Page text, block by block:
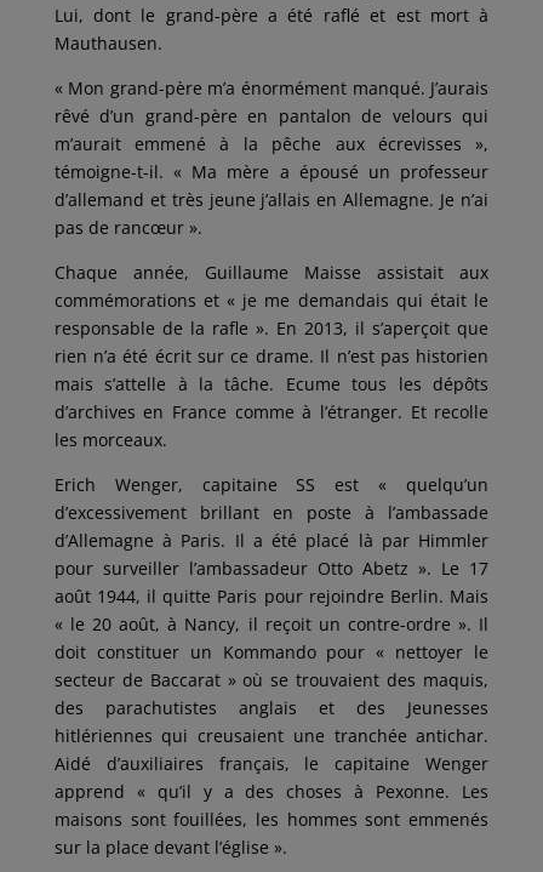
Lui, dont le grand-père a été raflé et est mort à
Mauthausen.
« Mon grand-père m’a énormément manqué. J’aurais
rêvé d’un grand-père en pantalon de velours qui
m’aurait emmené à la pêche aux écrevisses »,
témoigne-t-il. « Ma mère a épousé un professeur
d’allemand et très jeune j’allais en Allemagne. Je n’ai
pas de rancœur ».
Chaque année, Guillaume Maisse assistait aux
commémorations et « je me demandais qui était le
responsable de la rafle ». En 2013, il s’aperçoit que
rien n’a été écrit sur ce drame. Il n’est pas historien
mais s’attelle à la tâche. Ecume tous les dépôts
d’archives en France comme à l’étranger. Et recolle
les morceaux.
Erich Wenger, capitaine SS est « quelqu’un
d’excessivement brillant en poste à l’ambassade
d’Allemagne à Paris. Il a été placé là par Himmler
pour surveiller l’ambassadeur Otto Abetz ». Le 17
août 1944, il quitte Paris pour rejoindre Berlin. Mais
« le 20 août, à Nancy, il reçoit un contre-ordre ». Il
doit constituer un Kommando pour « nettoyer le
secteur de Baccarat » où se trouvaient des maquis,
des parachutistes anglais et des Jeunesses
hitlériennes qui creusaient une tranchée antichar.
Aidé d’auxiliaires français, le capitaine Wenger
apprend « qu’il y a des choses à Pexonne. Les
maisons sont fouillées, les hommes sont emmenés
sur la place devant l’église ».